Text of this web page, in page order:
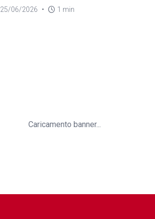
25/06/2026 • 1 min
Caricamento banner...